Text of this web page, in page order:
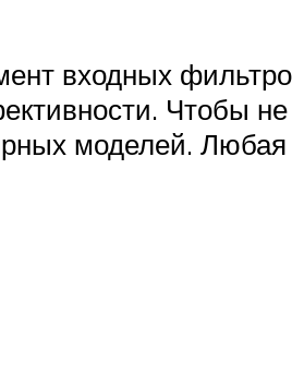
входных
Чтобы
моделей.